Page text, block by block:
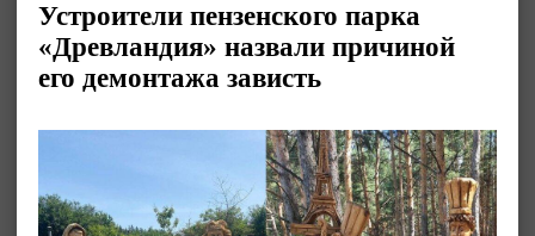
Устроители пензенского парка
«Древландия» назвали причиной
его демонтажа зависть